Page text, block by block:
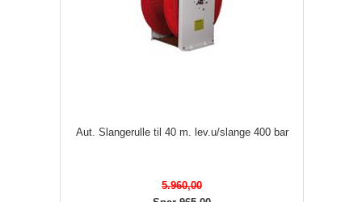
Aut. Slangerulle til 40 m. lev.u/slange 400 bar
5.960,00